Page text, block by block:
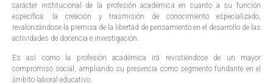
carácter institucional de la profesión académica en cuanto a su función
específica: la creación y trasmisión de conocimiento especializado,
revalorizándose la premisa de la libertad de pensamiento en el desarrollo de las
actividades de docencia e investigación.
Es así como la profesión académica irá revistiéndose de un mayor
compromiso social, ampliando su presencia como segmento fundante en el
ámbito laboral educativo.